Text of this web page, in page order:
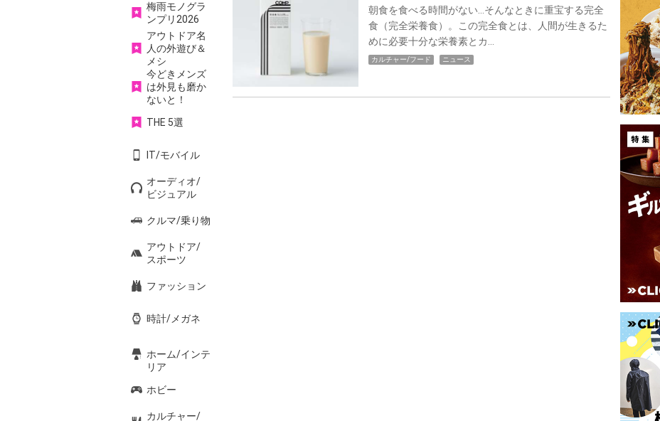
梅雨モノグラ
ンプリ2026
アウトドア名
人の外遊び＆
メシ
今どきメンズ
は外見も磨か
ないと！
THE 5選
IT/モバイル
オーディオ/
ビジュアル
クルマ/乗り物
アウトドア/
スポーツ
ファッション
時計/メガネ
ホーム/インテ
リア
ホビー
カルチャー/
朝食を食べる時間がない…そんなときに重宝する完全
食（完全栄養食）。この完全食とは、人間が生きるた
めに必要十分な栄養素とカ…
カルチャー/フード ニュース